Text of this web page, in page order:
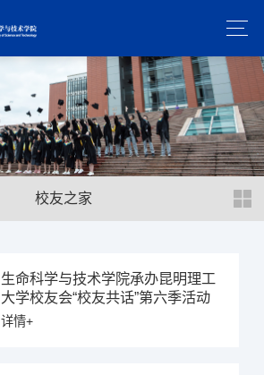
校友之家
生命科学与技术学院承办昆明理工
大学校友会“校友共话”第六季活动
详情+